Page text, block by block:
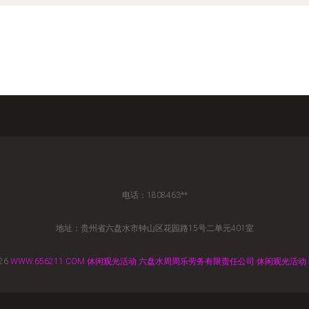
电话：1808463**
地址：贵州省六盘水市钟山区花园路15号二单元401室
WWW.656211.COM 休闲观光活动 六盘水周周乐劳务有限责任公司 休闲观光活动